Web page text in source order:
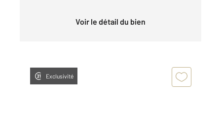
Voir le détail du bien
Exclusivité